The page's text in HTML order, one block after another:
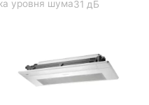
31 дБ